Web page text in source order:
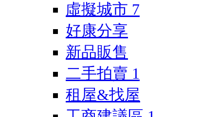
虛擬城市 7
好康分享
新品販售
二手拍賣 1
租屋&找屋